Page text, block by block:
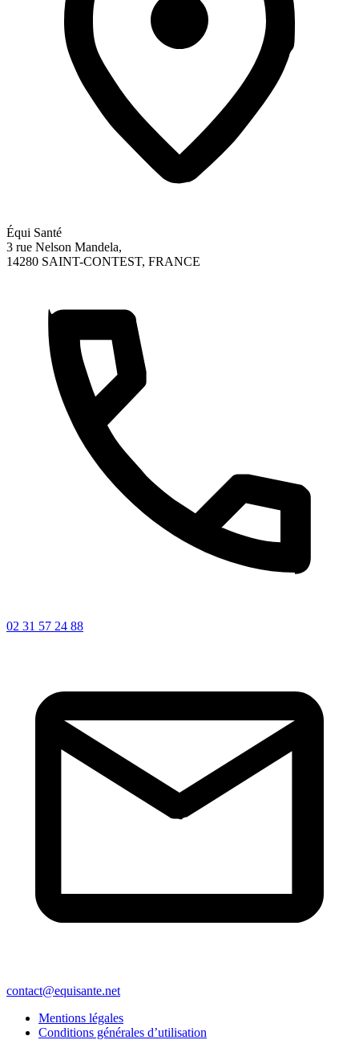
Équi Santé
3 rue Nelson Mandela,
14280 SAINT-CONTEST, FRANCE
02 31 57 24 88
contact@equisante.net
Mentions légales
Conditions générales d’utilisation